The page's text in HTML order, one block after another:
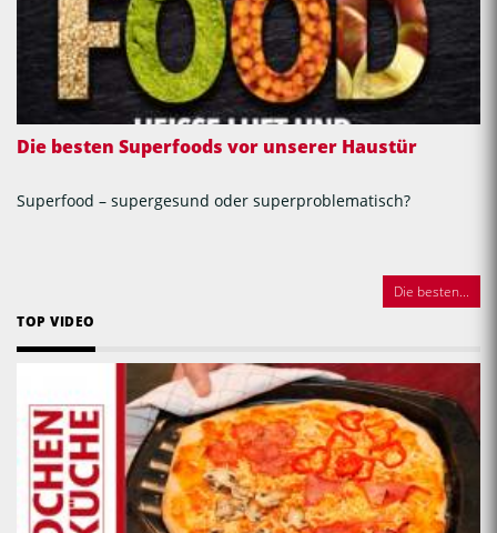
Die besten Superfoods vor unserer Haustür
Superfood – supergesund oder superproblematisch?
Die besten...
TOP VIDEO